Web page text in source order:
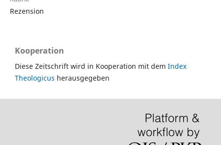
Rezension
Kooperation
Diese Zeitschrift wird in Kooperation mit dem Index
Theologicus herausgegeben